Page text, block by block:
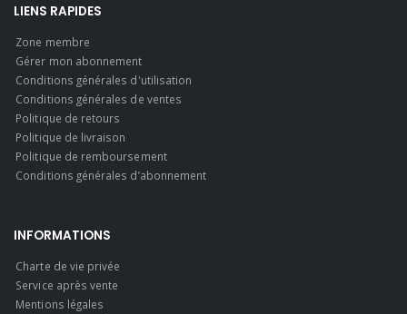
LIENS RAPIDES
Zone membre
Gérer mon abonnement
Conditions générales d'utilisation
Conditions générales de ventes
Politique de retours
Politique de livraison
Politique de remboursement
Conditions générales d’abonnement
INFORMATIONS
Charte de vie privée
Service après vente
Mentions légales